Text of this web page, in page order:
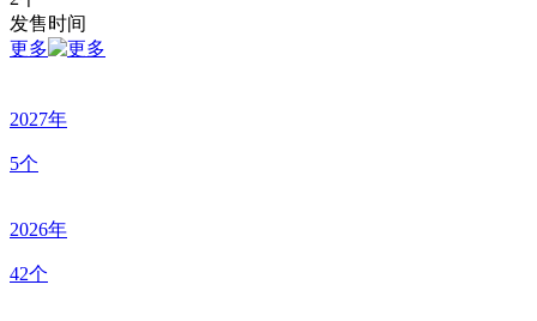
发售时间
更多
2027年
5个
2026年
42个